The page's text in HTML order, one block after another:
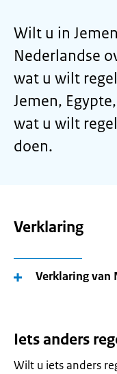
Wilt u in
Nederlandse
wat u wilt
Jemen,
wat u wilt
doen.
Verklaring
Verklaring van
Iets anders
Wilt u iets anders